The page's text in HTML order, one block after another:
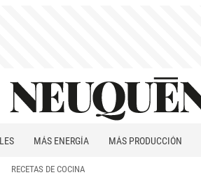
MÁS ENERGÍA MÁS PRODUCCIÓN
RECETAS DE COCINA